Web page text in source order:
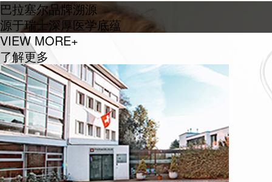
巴拉塞尔品牌溯源
源于瑞士深厚医学底蕴
VIEW MORE+
了解更多